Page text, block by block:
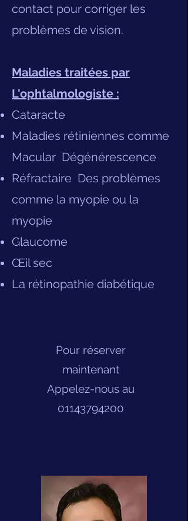
contact pour corriger les
problèmes de vision.
Maladies traitées par
L'ophtalmologiste :
Cataracte
Maladies rétiniennes comme
Macular Dégénérescence
Réfractaire Des problèmes
comme la myopie ou la
myopie
Glaucome
Œil sec
La rétinopathie diabétique
Pour réserver
maintenant
Appelez-nous au
01143794200